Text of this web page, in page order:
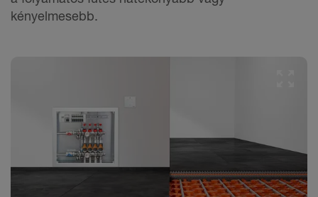
kényelmesebb.